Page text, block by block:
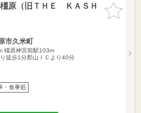
お気に入
りに追加
原（旧ＴＨＥ ＫＡＳＨ
市久米町
橿原神宮前駅103m
徒歩1分郡山ＩＣより40分
・食事処